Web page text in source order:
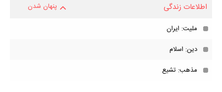
اطلاعات زندگی پنهان شدن
ملیت: ایران
دین: اسلام
مذهب: تشیع